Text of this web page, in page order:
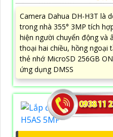
Camera Dahua DH-H3T là
trong nhà 355° 3MP tích
hiện người chuyển động và
thoại hai chiều, hồng ngoại
thẻ nhớ MicroSD 256GB
ứng dụng DMSS